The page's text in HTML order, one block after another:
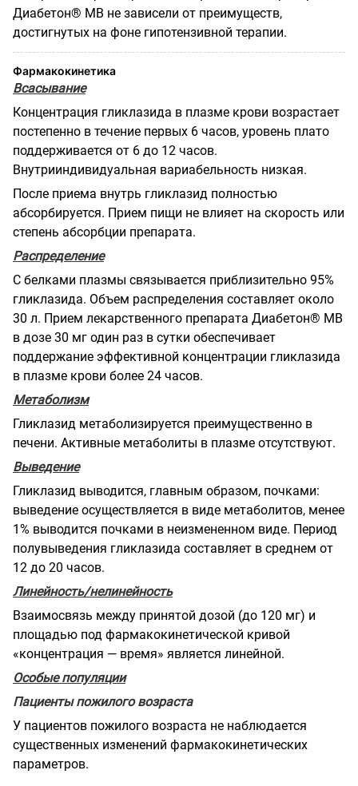
Диабетон® МВ не зависели от преимуществ,
достигнутых на фоне гипотензивной терапии.
Фармакокинетика
Всасывание
Концентрация гликлазида в плазме крови возрастает
постепенно в течение первых 6 часов, уровень плато
поддерживается от 6 до 12 часов.
Внутрииндивидуальная вариабельность низкая.
После приема внутрь гликлазид полностью
абсорбируется. Прием пищи не влияет на скорость или
степень абсорбции препарата.
Распределение
С белками плазмы связывается приблизительно 95%
гликлазида. Объем распределения составляет около
30 л. Прием лекарственного препарата Диабетон® МВ
в дозе 30 мг один раз в сутки обеспечивает
поддержание эффективной концентрации гликлазида
в плазме крови более 24 часов.
Метаболизм
Гликлазид метаболизируется преимущественно в
печени. Активные метаболиты в плазме отсутствуют.
Выведение
Гликлазид выводится, главным образом, почками:
выведение осуществляется в виде метаболитов, менее
1% выводится почками в неизмененном виде. Период
полувыведения гликлазида составляет в среднем от
12 до 20 часов.
Линейность/нелинейность
Взаимосвязь между принятой дозой (до 120 мг) и
площадью под фармакокинетической кривой
«концентрация — время» является линейной.
Особые популяции
Пациенты пожилого возраста
У пациентов пожилого возраста не наблюдается
существенных изменений фармакокинетических
параметров.